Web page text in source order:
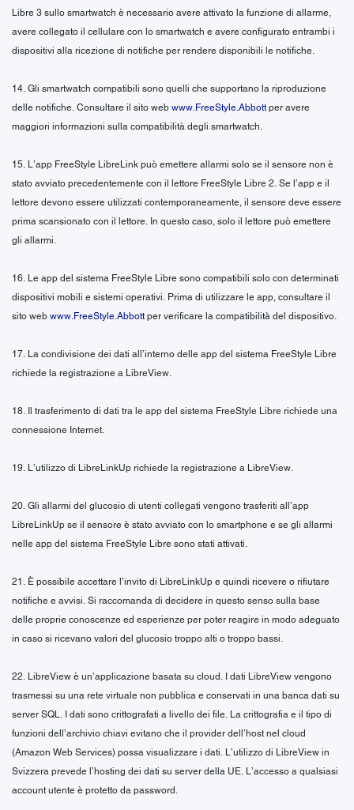
Libre 3 sullo smartwatch è necessario avere attivato la funzione di allarme,
avere collegato il cellulare con lo smartwatch e avere configurato entrambi i
dispositivi alla ricezione di notifiche per rendere disponibili le notifiche.
14. Gli smartwatch compatibili sono quelli che supportano la riproduzione
delle notifiche. Consultare il sito web www.FreeStyle.Abbott per avere
maggiori informazioni sulla compatibilità degli smartwatch.
15. L’app FreeStyle LibreLink può emettere allarmi solo se il sensore non è
stato avviato precedentemente con il lettore FreeStyle Libre 2. Se l’app e il
lettore devono essere utilizzati contemporaneamente, il sensore deve essere
prima scansionato con il lettore. In questo caso, solo il lettore può emettere
gli allarmi.
16. Le app del sistema FreeStyle Libre sono compatibili solo con determinati
dispositivi mobili e sistemi operativi. Prima di utilizzare le app, consultare il
sito web www.FreeStyle.Abbott per verificare la compatibilità del dispositivo.
17. La condivisione dei dati all’interno delle app del sistema FreeStyle Libre
richiede la registrazione a LibreView.
18. Il trasferimento di dati tra le app del sistema FreeStyle Libre richiede una
connessione Internet.
19. L’utilizzo di LibreLinkUp richiede la registrazione a LibreView.
20. Gli allarmi del glucosio di utenti collegati vengono trasferiti all’app
LibreLinkUp se il sensore è stato avviato con lo smartphone e se gli allarmi
nelle app del sistema FreeStyle Libre sono stati attivati.
21. È possibile accettare l’invito di LibreLinkUp e quindi ricevere o rifiutare
notifiche e avvisi. Si raccomanda di decidere in questo senso sulla base
delle proprie conoscenze ed esperienze per poter reagire in modo adeguato
in caso si ricevano valori del glucosio troppo alti o troppo bassi.
22. LibreView è un’applicazione basata su cloud. I dati LibreView vengono
trasmessi su una rete virtuale non pubblica e conservati in una banca dati su
server SQL. I dati sono crittografati a livello dei file. La crittografia e il tipo di
funzioni dell’archivio chiavi evitano che il provider dell’host nel cloud
(Amazon Web Services) possa visualizzare i dati. L’utilizzo di LibreView in
Svizzera prevede l’hosting dei dati su server della UE. L’accesso a qualsiasi
account utente è protetto da password.